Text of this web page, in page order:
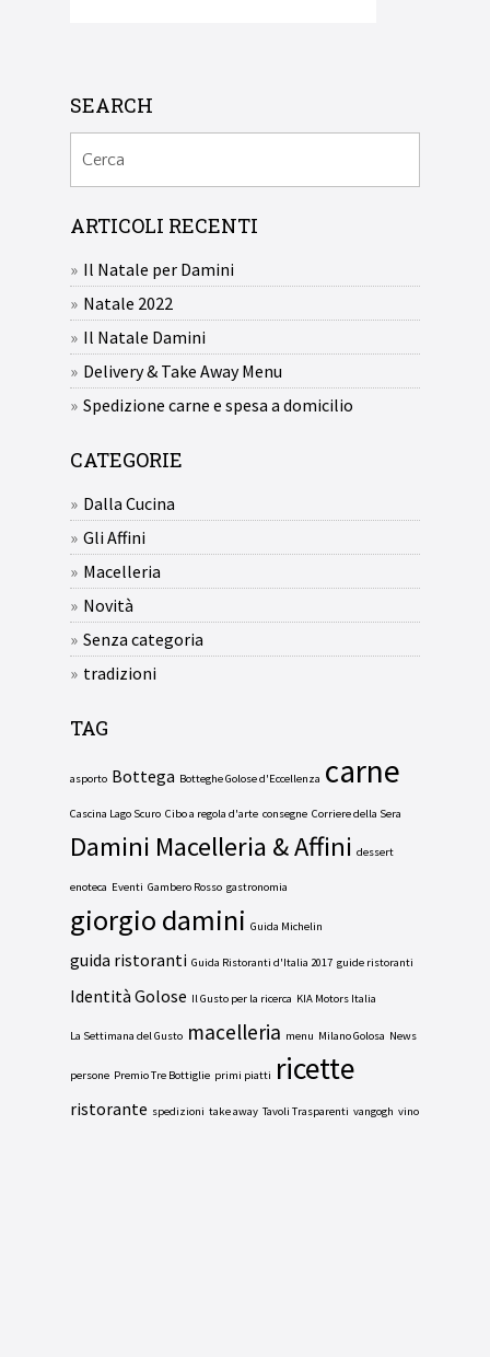
SEARCH
ARTICOLI RECENTI
Il Natale per Damini
Natale 2022
Il Natale Damini
Delivery & Take Away Menu
Spedizione carne e spesa a domicilio
CATEGORIE
Dalla Cucina
Gli Affini
Macelleria
Novità
Senza categoria
tradizioni
TAG
asporto Bottega Botteghe Golose d'Eccellenza carne
Cascina Lago Scuro Cibo a regola d'arte consegne Corriere della Sera
Damini Macelleria & Affini dessert
enoteca Eventi Gambero Rosso gastronomia
giorgio damini Guida Michelin
guida ristoranti Guida Ristoranti d'Italia 2017 guide ristoranti
Identità Golose Il Gusto per la ricerca KIA Motors Italia
La Settimana del Gusto macelleria menu Milano Golosa News
persone Premio Tre Bottiglie primi piatti ricette
ristorante spedizioni take away Tavoli Trasparenti vangogh vino